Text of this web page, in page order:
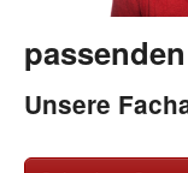
Unsere